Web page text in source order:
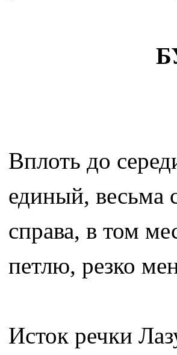
Вплоть до
единый, весьма
справа, в том
петлю, резко
Исток речки